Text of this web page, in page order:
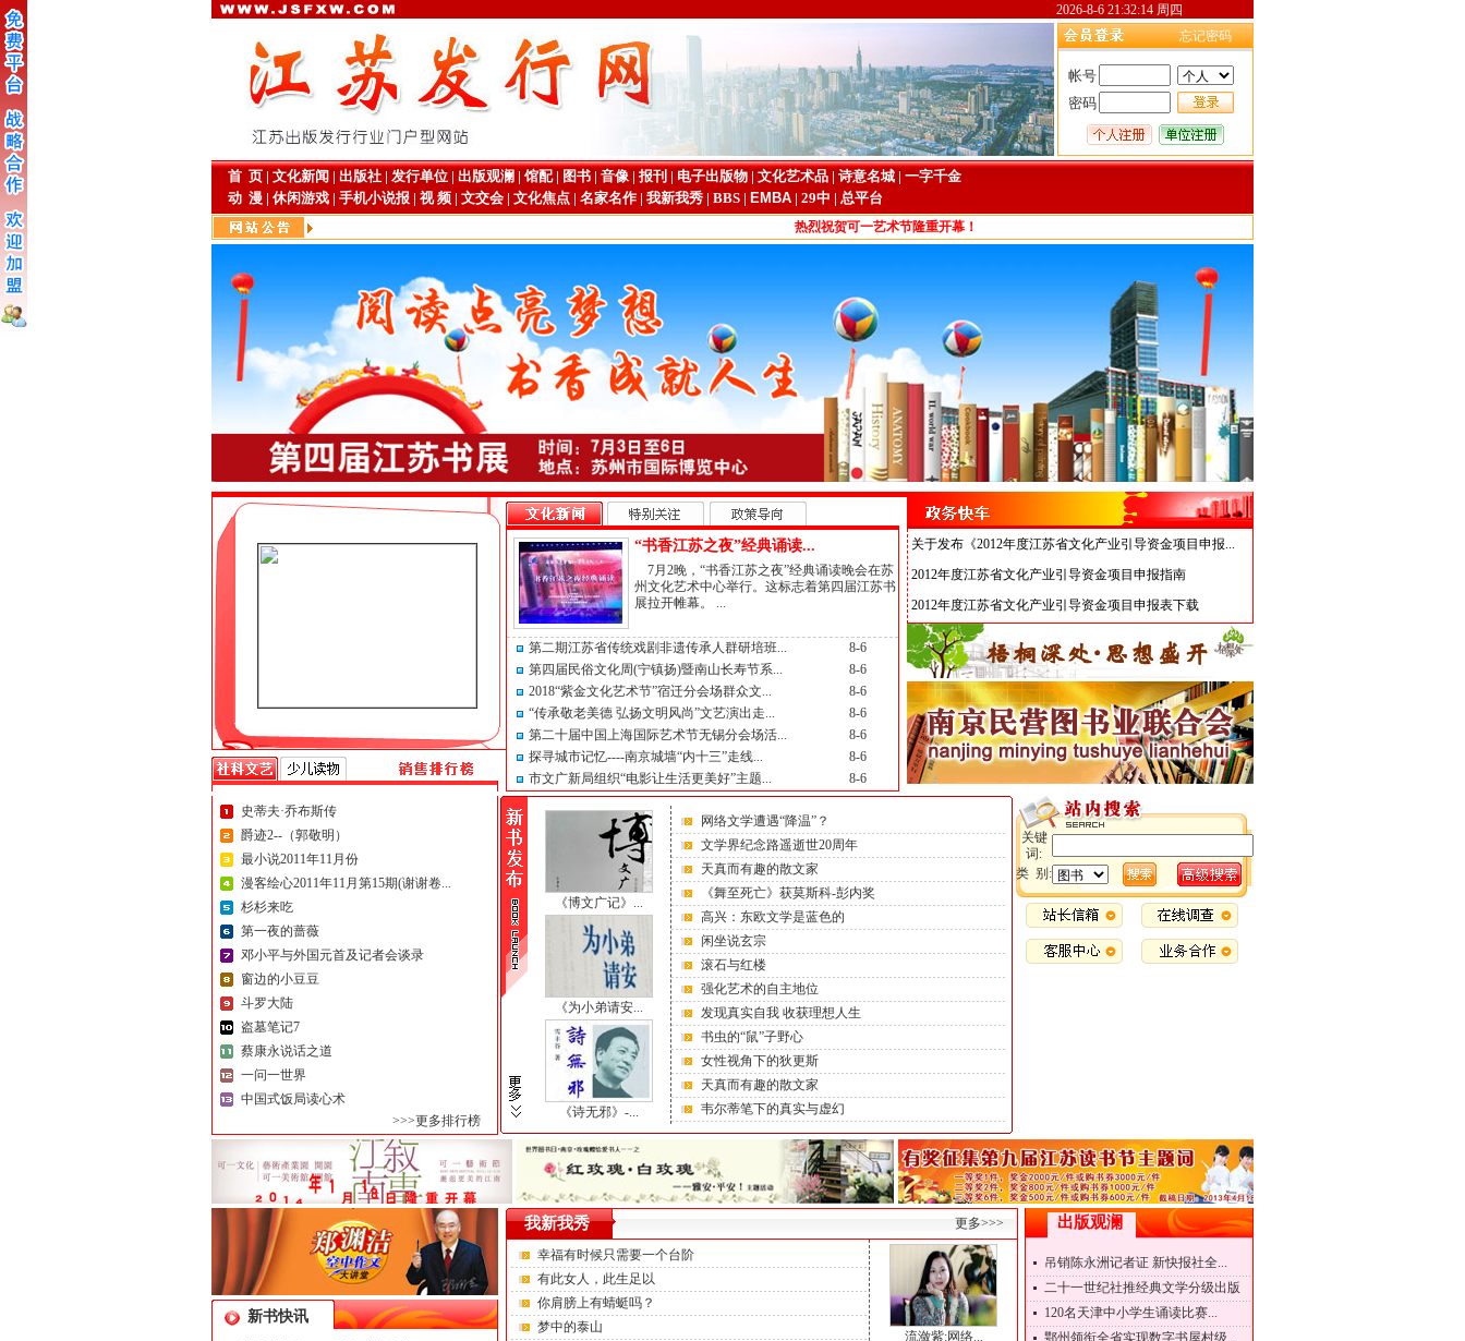
2026-8-6 21:32:14 周四
忘记密码
帐号
密码
首 页| 文化新闻 | 出版社| 发行单位| 出版观澜 | 馆配| 图书| 音像| 报刊 | 电子出版物| 文化艺术品| 诗意名城| 一字千金
动 漫| 休闲游戏| 手机小说报| 视 频| 文交会| 文化焦点| 名家名作| 我新我秀| BBS| EMBA| 29中 | 总平台
热烈祝贺可一艺术节隆重开幕！
“书香江苏之夜”经典诵读...
7月2晚，“书香江苏之夜”经典诵读晚会在苏
州文化艺术中心举行。这标志着第四届江苏书
展拉开帷幕。 ...
第二期江苏省传统戏剧非遗传承人群研培班...
8-6
第四届民俗文化周(宁镇扬)暨南山长寿节系...
8-6
2018“紫金文化艺术节”宿迁分会场群众文...
8-6
“传承敬老美德 弘扬文明风尚”文艺演出走...
8-6
第二十届中国上海国际艺术节无锡分会场活...
8-6
探寻城市记忆----南京城墙“内十三”走线...
8-6
市文广新局组织“电影让生活更美好”主题...
8-6
关于发布《2014年度江苏省文化产业引导资金项目申报...
2012年度引导资金项目申报文本审查请注意
关于发布《2012年度江苏省文化产业引导资金项目申报...
2012年度江苏省文化产业引导资金项目申报指南
2012年度江苏省文化产业引导资金项目申报表下载
关于发布《2014年度江苏省文化产业引导资金项目申报...
2012年度引导资金项目申报文本审查请注意
关于发布《2012年度江苏省文化产业引导资金项目申报...
2012年度江苏省文化产业引导资金项目申报指南
2012年度江苏省文化产业引导资金项目申报表下载
史蒂夫·乔布斯传
爵迹2--（郭敬明）
最小说2011年11月份
漫客绘心2011年11月第15期(谢谢卷...
杉杉来吃
第一夜的蔷薇
邓小平与外国元首及记者会谈录
窗边的小豆豆
斗罗大陆
盗墓笔记7
蔡康永说话之道
一问一世界
中国式饭局读心术
>>>更多排行榜
《博文广记》...
《为小弟请安...
《诗无邪》-...
网络文学遭遇“降温”？
文学界纪念路遥逝世20周年
天真而有趣的散文家
《舞至死亡》获莫斯科-彭内奖
高兴：东欧文学是蓝色的
闲坐说玄宗
滚石与红楼
强化艺术的自主地位
发现真实自我 收获理想人生
书虫的“鼠”子野心
女性视角下的狄更斯
天真而有趣的散文家
韦尔蒂笔下的真实与虚幻
关键
词:
类 别:
新书快讯
我新我秀 更多>>>
幸福有时候只需要一个台阶
有此女人，此生足以
你肩膀上有蜻蜓吗？
梦中的泰山
流潋紫:网络...
出版观澜
吊销陈永洲记者证 新快报社全...
二十一世纪社推经典文学分级出版
120名天津中小学生诵读比赛...
鄂州领衔全省实现数字书屋村级...